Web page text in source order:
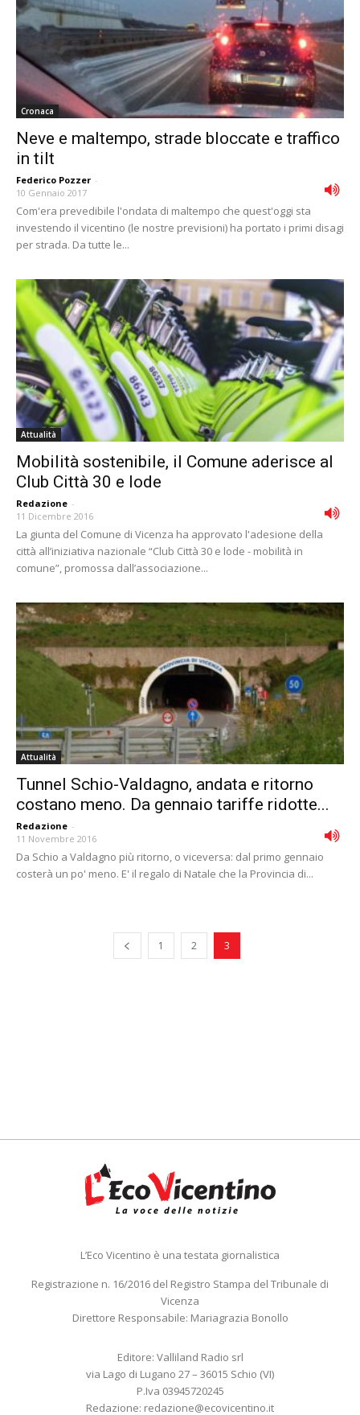
Cronaca
Neve e maltempo, strade bloccate e traffico
in tilt
Federico Pozzer -
10 Gennaio 2017
Com'era prevedibile l'ondata di maltempo che quest'oggi sta
investendo il vicentino (le nostre previsioni) ha portato i primi disagi
per strada. Da tutte le...
Attualità
Mobilità sostenibile, il Comune aderisce al
Club Città 30 e lode
Redazione -
11 Dicembre 2016
La giunta del Comune di Vicenza ha approvato l'adesione della
città all’iniziativa nazionale “Club Città 30 e lode - mobilità in
comune”, promossa dall’associazione...
Attualità
Tunnel Schio-Valdagno, andata e ritorno
costano meno. Da gennaio tariffe ridotte...
Redazione -
11 Novembre 2016
Da Schio a Valdagno più ritorno, o viceversa: dal primo gennaio
costerà un po' meno. E' il regalo di Natale che la Provincia di...
1 2 3
L’Eco Vicentino è una testata giornalistica
Registrazione n. 16/2016 del Registro Stampa del Tribunale di
Vicenza
Direttore Responsabile: Mariagrazia Bonollo
Editore: Valliland Radio srl
via Lago di Lugano 27 – 36015 Schio (VI)
P.Iva 03945720245
Redazione: redazione@ecovicentino.it